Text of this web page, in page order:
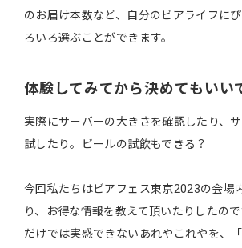
のお届け本数など、自分のビアライフに
ろいろ選ぶことができます。
体験してみてから決めてもいい
実際にサーバーの大きさを確認したり、
試したり。ビールの試飲もできる？
今回私たちはビアフェス東京2023の会場
り、お得な情報を教えて頂いたりしたの
だけでは実感できないあれやこれやを、